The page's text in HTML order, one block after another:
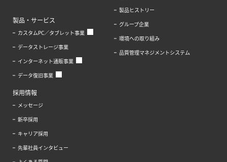
製品・サービス
カスタムPC／タブレット事業
データストレージ事業
インターネット通販事業
データ復旧事業
製品ヒストリー
グループ企業
環境への取り組み
品質管理マネジメントシステム
採用情報
メッセージ
新卒採用
キャリア採用
先輩社員インタビュー